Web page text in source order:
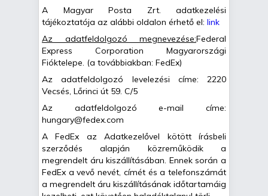
A Magyar Posta Zrt. adatkezelési
tájékoztatója az alábbi oldalon érhető el: link
Az adatfeldolgozó megnevezése:Federal
Express Corporation Magyarországi
Fióktelepe. (a továbbiakban: FedEx)
Az adatfeldolgozó levelezési címe: 2220
Vecsés, Lőrinci út 59. C/5
Az adatfeldolgozó e-mail címe:
hungary@fedex.com
A FedEx az Adatkezelővel kötött írásbeli
szerződés alapján közreműködik a
megrendelt áru kiszállításában. Ennek során a
FedEx a vevő nevét, címét és a telefonszámát
a megrendelt áru kiszállításának időtartamáig